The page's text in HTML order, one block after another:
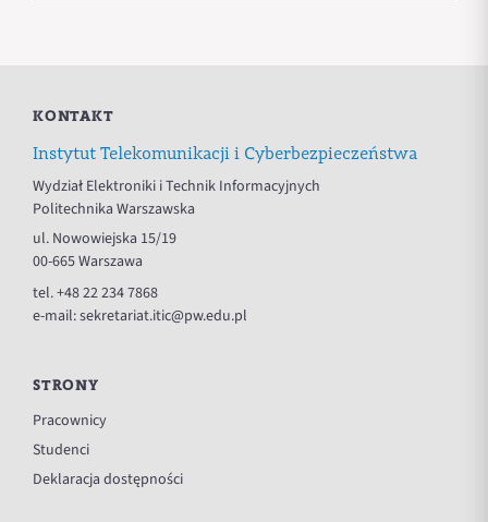
KONTAKT
Instytut Telekomunikacji i Cyberbezpieczeństwa
Wydział Elektroniki i Technik Informacyjnych
Politechnika Warszawska
ul. Nowowiejska 15/19
00-665 Warszawa
tel.+48 22 234 7868
e-mail:sekretariat.itic@pw.edu.pl
STRONY
Pracownicy
Studenci
Deklaracja dostępności